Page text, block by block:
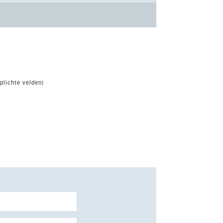
velden)